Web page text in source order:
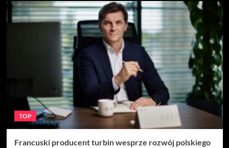
TOP
Francuski producent turbin wesprze rozwój polskiego